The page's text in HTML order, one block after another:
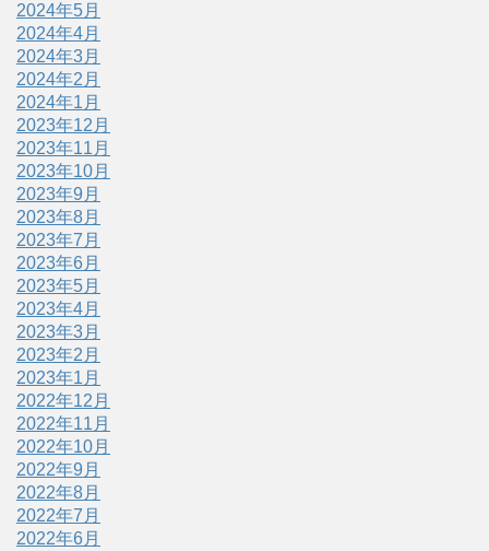
2024年5月
2024年4月
2024年3月
2024年2月
2024年1月
2023年12月
2023年11月
2023年10月
2023年9月
2023年8月
2023年7月
2023年6月
2023年5月
2023年4月
2023年3月
2023年2月
2023年1月
2022年12月
2022年11月
2022年10月
2022年9月
2022年8月
2022年7月
2022年6月